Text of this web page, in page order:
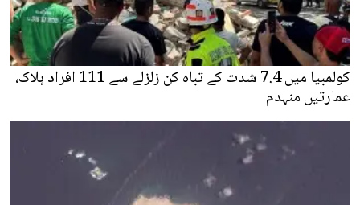
کولمبیا میں 7.4 شدت کے تباہ کن زلزلے سے 111 افراد ہلاک،
عمارتیں منہدم